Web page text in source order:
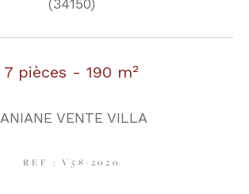
(34150)
7 pièces - 190 m²
ANIANE VENTE VILLA
REF : V58-2020
RECHERCHER